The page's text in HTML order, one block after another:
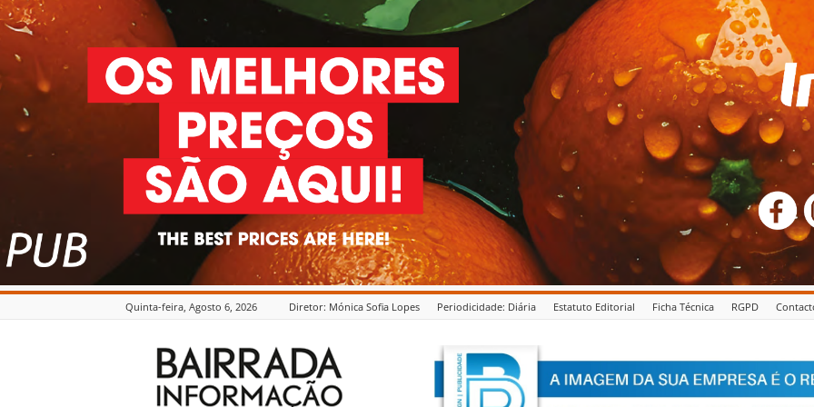
Quinta-feira, Agosto 6, 2026 Diretor: Mónica Sofia Lopes Periodicidade: Diária Estatuto Editorial Ficha Técnica RGPD
Bairrada
Informação